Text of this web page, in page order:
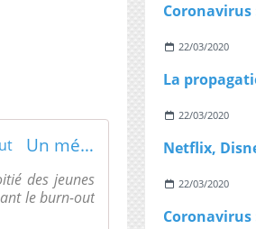
Un médecin sur 2 souffre d'un symptôme lié au burn-out
des jeunes
le burn-out
22/03/2020
22/03/2020
22/03/2020